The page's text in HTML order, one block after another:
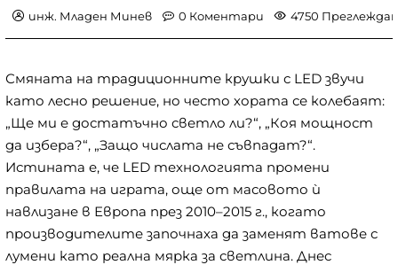
инж. Младен Минев 0 Коментари 4750
Смяната на традиционните крушки с LED звучи
като лесно решение, но често хората се колебаят:
„Ще ми е достатъчно светло ли?“, „Коя мощност
да избера?“, „Защо числата не съвпадат?“.
Истината е, че LED технологията промени
правилата на играта, още от масовото ѝ
навлизане в Европа през 2010–2015 г., когато
производителите започнаха да заменят ватове с
лумени като реална мярка за светлина. Днес